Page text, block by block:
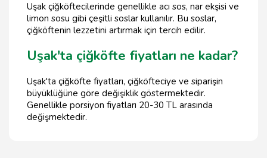
Uşak çiğköftecilerinde genellikle acı sos, nar ekşisi ve
limon sosu gibi çeşitli soslar kullanılır. Bu soslar,
çiğköftenin lezzetini artırmak için tercih edilir.
Uşak'ta çiğköfte fiyatları ne kadar?
Uşak'ta çiğköfte fiyatları, çiğköfteciye ve siparişin
büyüklüğüne göre değişiklik göstermektedir.
Genellikle porsiyon fiyatları 20-30 TL arasında
değişmektedir.